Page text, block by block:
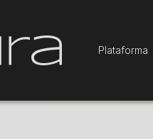
Plataforma